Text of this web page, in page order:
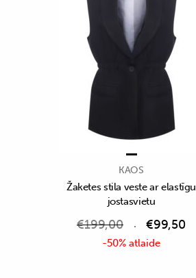
KAOS
Žaketes stila veste ar elastīgu
jostasvietu
€199,00 €99,50
-50% atlaide